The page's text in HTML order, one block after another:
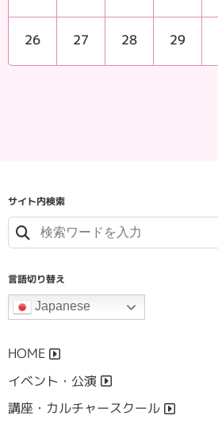
26 27 28 29
サイト内検索
言語切り替え
Japanese
HOME
イベント・公演
講座・カルチャースクール